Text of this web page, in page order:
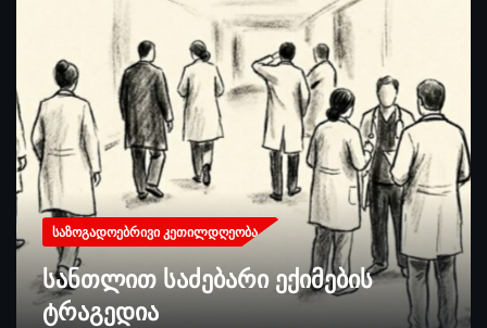
ᲡᲐᲖᲝᲒᲐᲓᲝᲔᲑᲠᲘᲕᲘ ᲙᲔᲗᲘᲚᲓᲦᲔᲝᲑᲐ
სანთლით საძებარი ექიმების
ტრაგედია